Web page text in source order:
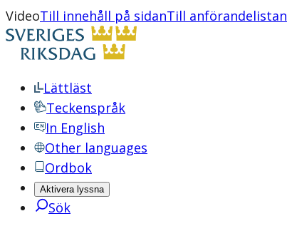
VideoTill innehåll på sidanTill anförandelistan
Lättläst
Teckenspråk
In English
Other languages
Ordbok
Aktivera lyssna
Sök